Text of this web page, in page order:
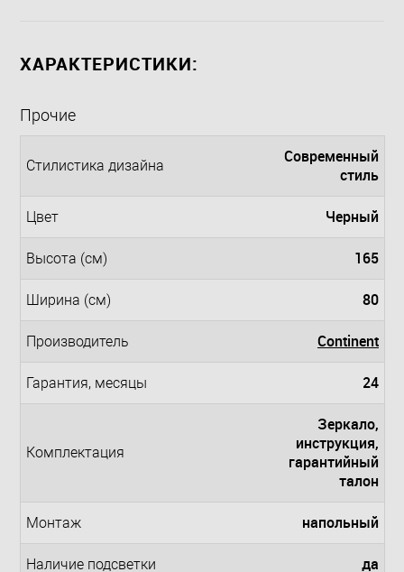
ХАРАКТЕРИСТИКИ:
Прочие
Стилистика дизайна
Современный
стиль
Цвет Черный
Высота (см) 165
Ширина (см) 80
Производитель Continent
Гарантия, месяцы 24
Комплектация
Зеркало,
инструкция,
гарантийный
талон
Монтаж напольный
Наличие подсветки да